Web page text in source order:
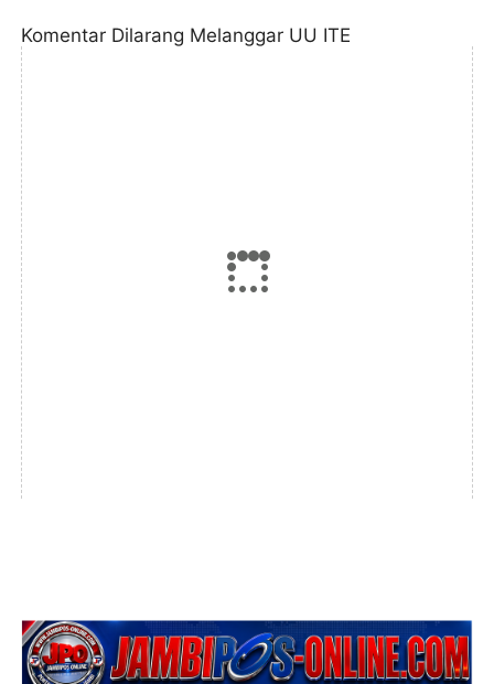
Komentar Dilarang Melanggar UU ITE